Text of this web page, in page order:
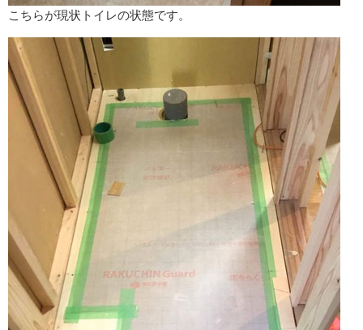
こちらが現状トイレの状態です。